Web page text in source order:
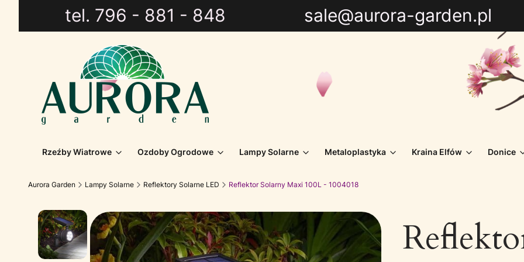
tel. 796 - 881 - 848 sale@aurora-garden.pl
Rzeźby Wiatrowe Ozdoby Ogrodowe Lampy Solarne Metaloplastyka Kraina Elfów Donice
Aurora Garden Lampy Solarne Reflektory Solarne LED Reflektor Solarny Maxi 100L - 1004018